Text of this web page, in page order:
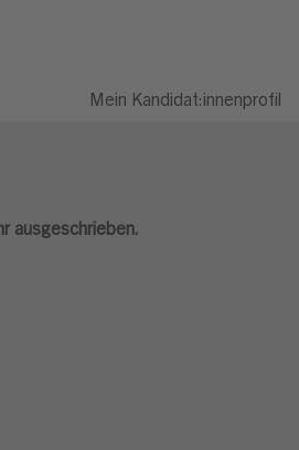
Mein Kandidat:innenprofil
ausgeschrieben.